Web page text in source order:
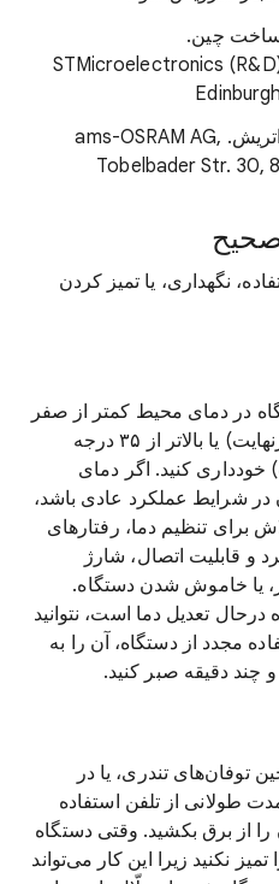
ساخت چین.
STMicroelectronics
ماژول لیزر مجاورت: ساخت اتریش. ams-OSRAM AG,
Tobelbader Str. 30,
صحیح
نگهداری، یا تمیز کردن
در دمای محیط کمتر از صفر
درجه سلسیوس (۳۲ درجه فارنهایت) یا بالاتر از ۳۵ درجه
خودداری کنید. اگر دمای
شرایط عملکرد عادی باشد،
برای تنظیم دما، رفتارهای
و قابلیت اتصال، شارژ
یا خاموش شدن دستگاه.
تعدیل دما است، نتوانید
مجدد از دستگاه، آن را به
چند دقیقه صبر کنید.
توفان‌های تندری، یا در
طولانی از تلفن استفاده
را از برق بکشید. وقتی دستگاه
نکنید زیرا این کار می‌تواند